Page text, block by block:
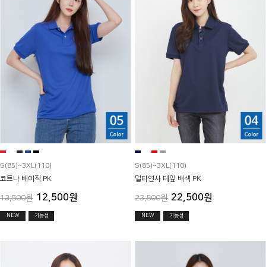
S(85)~3XL(110)
코트나 베이직 PK
13,500원 12,500원
NEW 기능성
S(85)~3XL(110)
멀티연사 테잎 배색 PK
23,500원 22,500원
NEW 기능성